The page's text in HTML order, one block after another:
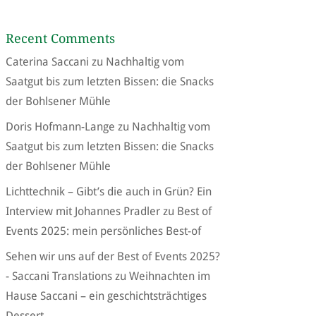
Recent Comments
Caterina Saccani zu Nachhaltig vom
Saatgut bis zum letzten Bissen: die Snacks
der Bohlsener Mühle
Doris Hofmann-Lange zu Nachhaltig vom
Saatgut bis zum letzten Bissen: die Snacks
der Bohlsener Mühle
Lichttechnik – Gibt’s die auch in Grün? Ein
Interview mit Johannes Pradlerzu Best of
Events 2025: mein persönliches Best-of
Sehen wir uns auf der Best of Events 2025?
- Saccani Translationszu Weihnachten im
Hause Saccani – ein geschichtsträchtiges